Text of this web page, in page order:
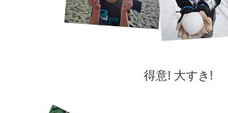
得意! 大すき!